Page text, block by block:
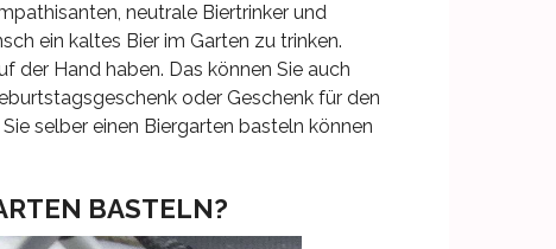
neutrale Biertrinker und
ein kaltes Bier im Garten zu trinken.
der Hand haben. Das können Sie auch
oder Geschenk für den
selber einen Biergarten basteln können
BASTELN?